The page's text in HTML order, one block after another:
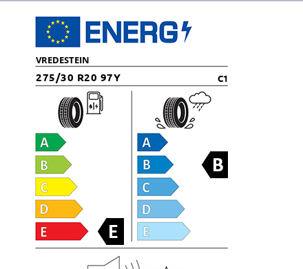
VREDESTEIN
275/30 R20 97Y C1